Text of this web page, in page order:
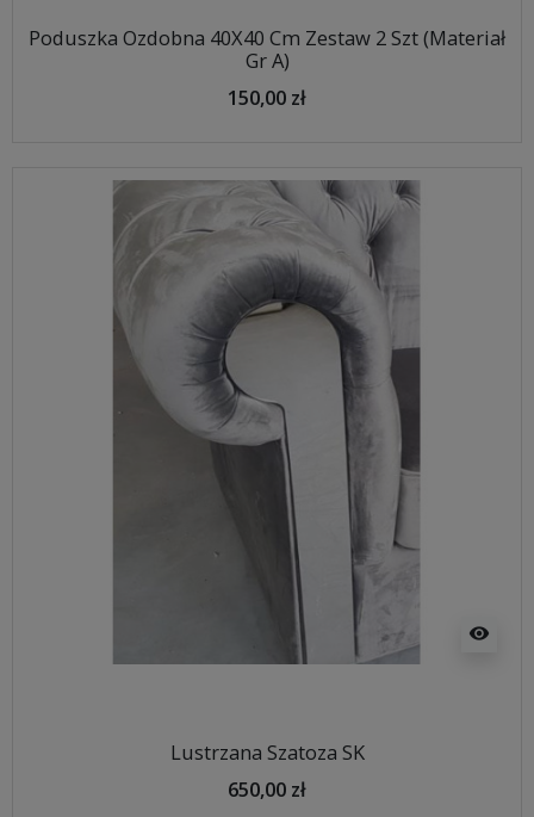
Poduszka Ozdobna 40X40 Cm Zestaw 2 Szt (Materiał
Gr A)
150,00 zł
visibility
Lustrzana Szatoza SK
650,00 zł